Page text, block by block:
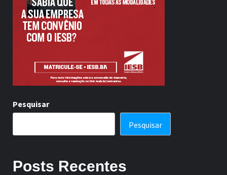
Pesquisar
Pesquisar
Posts Recentes